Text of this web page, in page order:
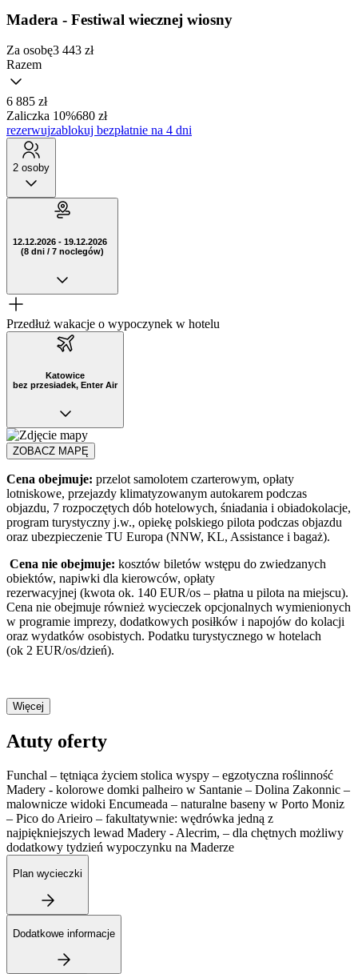
Madera - Festiwal wiecznej wiosny
Za osobę3 443 zł
Razem
6 885 zł
Zaliczka 10%680 zł
rezerwujzablokuj bezpłatnie na 4 dni
2 osoby
12.12.2026 - 19.12.2026
(8 dni / 7 noclegów)
Przedłuż wakacje o wypoczynek w hotelu
Katowice
bez przesiadek, Enter Air
ZOBACZ MAPĘ
Cena obejmuje: przelot samolotem czarterowym, opłaty
lotniskowe, przejazdy klimatyzowanym autokarem podczas
objazdu, 7 rozpoczętych dób hotelowych, śniadania i obiadokolacje,
program turystyczny j.w., opiekę polskiego pilota podczas objazdu
oraz ubezpieczenie TU Europa (NNW, KL, Assistance i bagaż).
Cena nie obejmuje: kosztów biletów wstępu do zwiedzanych
obiektów, napiwki dla kierowców, opłaty
rezerwacyjnej (kwota ok. 140 EUR/os – płatna u pilota na miejscu).
Cena nie obejmuje również wycieczek opcjonalnych wymienionych
w programie imprezy, dodatkowych posiłków i napojów do kolacji
oraz wydatków osobistych. Podatku turystycznego w hotelach
(ok 2 EUR/os/dzień).
Więcej
Atuty oferty
Funchal – tętniąca życiem stolica wyspy – egzotyczna roślinność
Madery - kolorowe domki palheiro w Santanie – Dolina Zakonnic –
malownicze widoki Encumeada – naturalne baseny w Porto Moniz
– Pico do Arieiro – fakultatywnie: wędrówka jedną z
najpiękniejszych lewad Madery - Alecrim, – dla chętnych możliwy
dodatkowy tydzień wypoczynku na Maderze
Plan wycieczki
Dodatkowe informacje